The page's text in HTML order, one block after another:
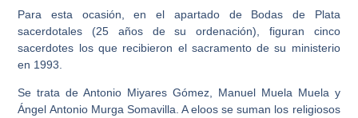
Para esta ocasión, en el apartado de Bodas de Plata
sacerdotales (25 años de su ordenación), figuran cinco
sacerdotes los que recibieron el sacramento de su ministerio
en 1993.
Se trata de Antonio Miyares Gómez, Manuel Muela Muela y
Ángel Antonio Murga Somavilla. A eloos se suman los religiosos